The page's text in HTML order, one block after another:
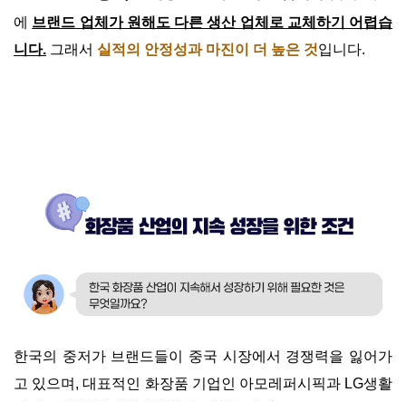
에 브랜드 업체가 원해도 다른 생산 업체로 교체하기 어렵습
니다. 그래서 실적의 안정성과 마진이 더 높은 것입니다.
한국의 중저가 브랜드들이 중국 시장에서 경쟁력을 잃어가
고 있으며, 대표적인 화장품 기업인 아모레퍼시픽과 LG생활